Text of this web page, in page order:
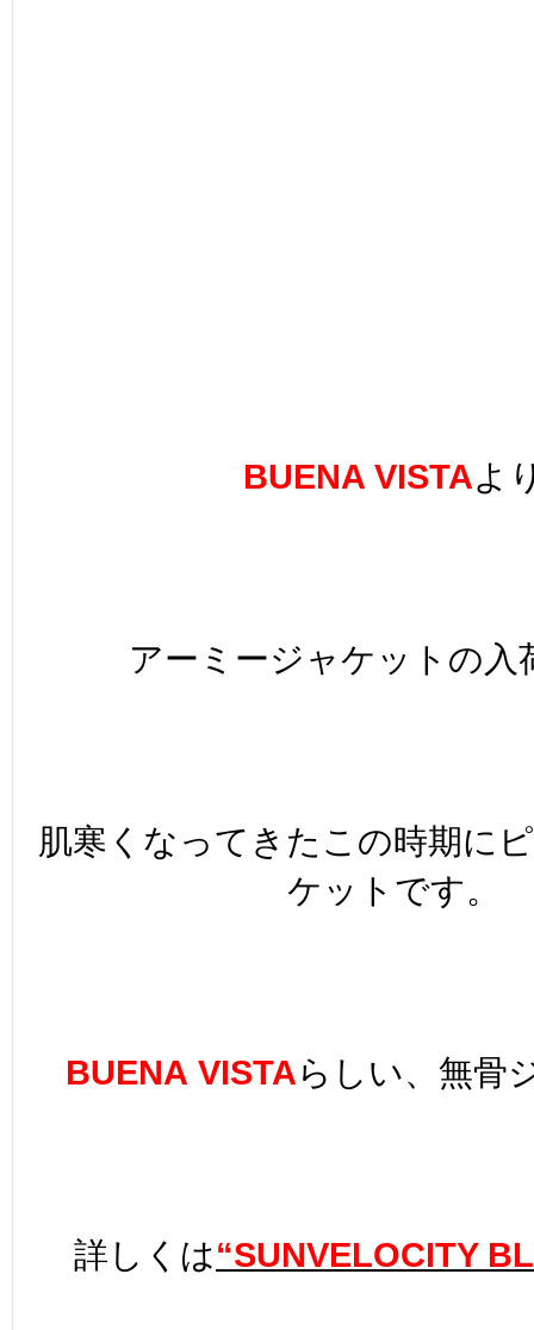
BUENA VISTAよ
アーミージャケットの入
肌寒くなってきたこの時期に
ケットです。
BUENA VISTAらしい、無骨
詳しくは“SUNVELOCITY